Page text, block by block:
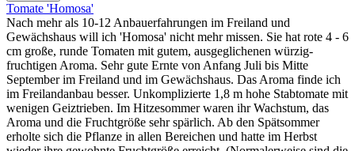
Tomate 'Homosa'
Nach mehr als 10-12 Anbauerfahrungen im Freiland und
Gewächshaus will ich 'Homosa' nicht mehr missen. Sie hat rote 4 - 6
cm große, runde Toma­ten mit gutem, ausgeglichenen würzig-
fruchtigen Aroma. Sehr gute Ernte von Anfang Juli bis Mitte
September im Freiland und im Gewächshaus. Das Aroma finde ich
im Freilandanbau besser. Unkomplizierte 1,8 m hohe Stab­tomate mit
wenigen Geiztrieben. Im Hitzesommer waren ihr Wachstum, das
Aroma und die Fruchtgröße sehr spärlich. Ab den Spätsommer
erholte sich die Pflanze in allen Bereichen und hatte im Herbst